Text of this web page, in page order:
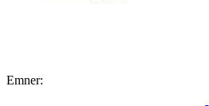
Emner: